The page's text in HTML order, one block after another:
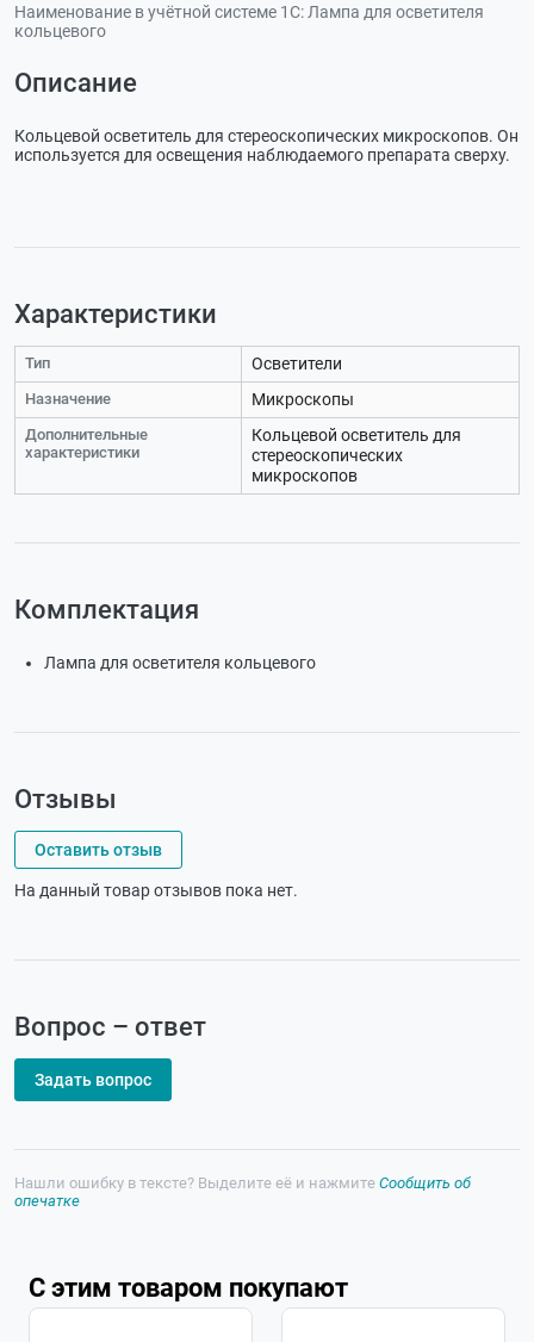
Наименование в учётной системе 1С: Лампа для осветителя
кольцевого
Описание
Кольцевой осветитель для стереоскопических микроскопов. Он
используется для освещения наблюдаемого препарата сверху.
Характеристики
Тип Осветители
Назначение Микроскопы
Дополнительные
характеристики
Кольцевой осветитель для
стереоскопических
микроскопов
Комплектация
Лампа для осветителя кольцевого
Отзывы
Оставить отзыв
На данный товар отзывов пока нет.
Вопрос – ответ
Задать вопрос
Нашли ошибку в тексте? Выделите её и нажмите Сообщить об
опечатке
С этим товаром покупают